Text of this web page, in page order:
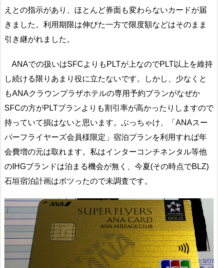
えとの指示があり、ほとんど券面も変わらないカードが届
きました。利用期限は伸びた一方で限度額などはそのまま
引き継がれました。
ANAでの扱いはSFCよりもPLTが上なのでPLT以上を維持
し続ける限りあまり役に立たないです。しかし、少なくと
もANAクラウンプラザホテルの専用予約プランがなぜか
SFCの方がPLTプランよりも割引率が高かったりしますので
持っていて損はないと思います。ぶっちゃけ、「ANAスー
パーフライヤーズ会員様限定」宿泊プランを利用すれば年
会費増の元は取れます。私はインターコンチネンタル等他
のIHGブランドは泊まる機会が無く、今夏(その時点でBLZ)
石垣宿泊計画はボツったので未調査です。